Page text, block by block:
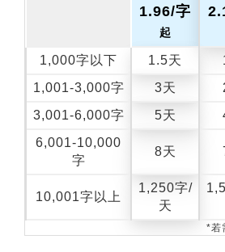
1.96/字
起
1,000字以下 1.5天
1,001-3,000字
3天
3,001-6,000字
5天
6,001-10,000
字
8天
10,001字以上
1,250字/
天
*若